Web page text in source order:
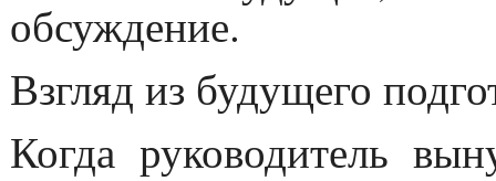
обсуждение.
Взгляд из будущего
Когда руководитель